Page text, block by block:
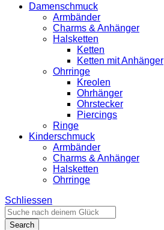
Damenschmuck
Armbänder
Charms & Anhänger
Halsketten
Ketten
Ketten mit Anhänger
Ohrringe
Kreolen
Ohrhänger
Ohrstecker
Piercings
Ringe
Kinderschmuck
Armbänder
Charms & Anhänger
Halsketten
Ohrringe
Schliessen
Search